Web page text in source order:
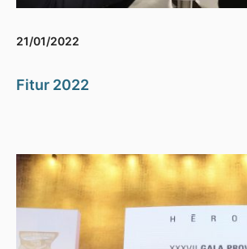
21/01/2022
Fitur 2022